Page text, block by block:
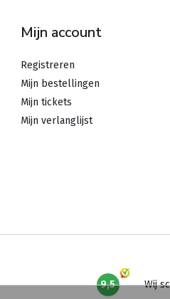
Mijn account
Registreren
Mijn bestellingen
Mijn tickets
Mijn verlanglijst
9,5 Wij